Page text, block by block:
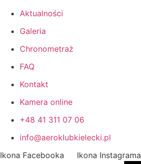
Aktualności
Galeria
Chronometraż
FAQ
Kontakt
Kamera online
+48 41 311 07 06
info@aeroklubkielecki.pl
Ikona Facebooka
Ikona Instagrama